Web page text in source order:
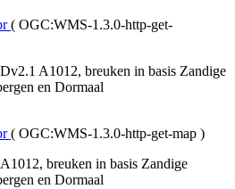
( OGC:WMS-1.3.0-http-get-
A1012, breuken in basis Zandige
en Dormaal
( OGC:WMS-1.3.0-http-get-map )
breuken in basis Zandige
en Dormaal